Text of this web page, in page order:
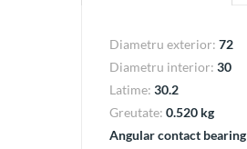
Diametru exterior: 72
Diametru interior: 30
Latime: 30.2
Greutate: 0.520 kg
Angular contact bearing